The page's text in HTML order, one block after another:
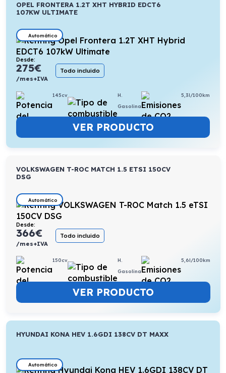
OPEL FRONTERA 1.2T XHT HYBRID EDCT6
107KW ULTIMATE
Automático
Desde:
275€
/mes+IVA
Todo incluido
145cv
H.
Gasolina
5,3l/100km
VER PRODUCTO
VOLKSWAGEN T-ROC MATCH 1.5 ETSI 150CV
DSG
Automático
Desde:
366€
/mes+IVA
Todo incluido
150cv
H.
Gasolina
5,6l/100km
VER PRODUCTO
HYUNDAI KONA HEV 1.6GDI 138CV DT MAXX
Automático